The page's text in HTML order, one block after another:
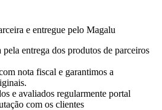
e entregue pelo Magalu
entrega dos produtos de parceiros
nota fiscal e garantimos a
e avaliados regularmente portal
com os clientes